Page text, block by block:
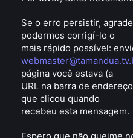
Se o erro persistir,
podermos corrigí-lo o
mais rápido possível:
página você estava (a
URL na barra de
que clicou quando
recebeu esta mensagem.